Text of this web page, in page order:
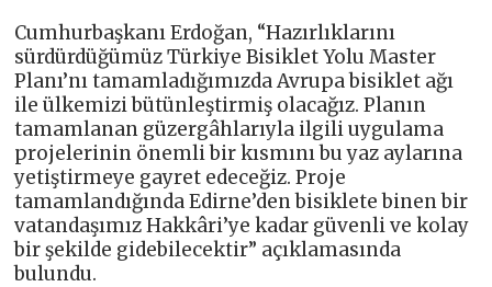
Cumhurbaşkanı Erdoğan, “Hazırlıklarını
sürdürdüğümüz Türkiye Bisiklet Yolu Master
Planı’nı tamamladığımızda Avrupa bisiklet ağı
ile ülkemizi bütünleştirmiş olacağız. Planın
tamamlanan güzergâhlarıyla ilgili uygulama
projelerinin önemli bir kısmını bu yaz aylarına
yetiştirmeye gayret edeceğiz. Proje
tamamlandığında Edirne’den bisiklete binen bir
vatandaşımız Hakkâri’ye kadar güvenli ve kolay
bir şekilde gidebilecektir” açıklamasında
bulundu.